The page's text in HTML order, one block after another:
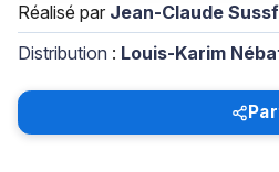
Réalisé par Jean-Claude
Distribution : Louis-Karim